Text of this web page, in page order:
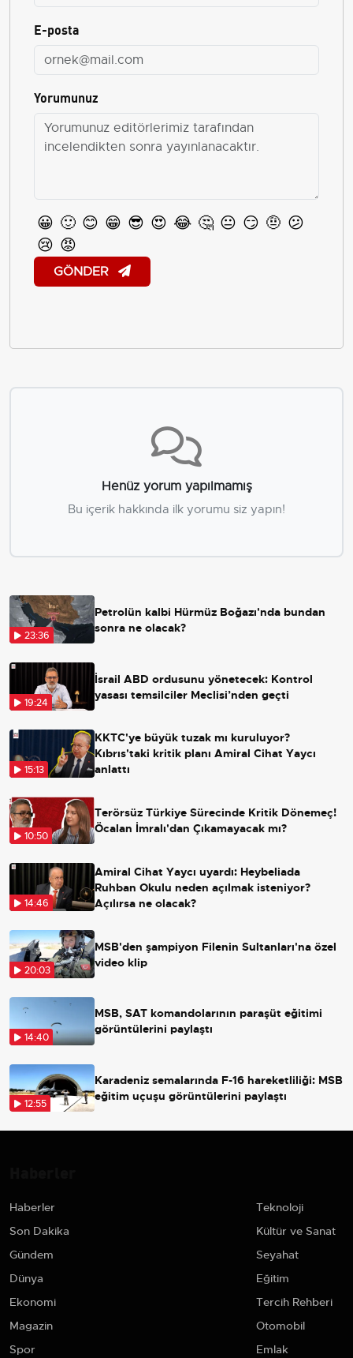
E-posta
Yorumunuz
😀 🙂 😊 😁 😎 😍 😂 🤔 😐 😏 🤨 😕
😢 😡
GÖNDER
Henüz yorum yapılmamış
Bu içerik hakkında ilk yorumu siz yapın!
23:36
Petrolün kalbi Hürmüz Boğazı'nda bundan
sonra ne olacak?
19:24
İsrail ABD ordusunu yönetecek: Kontrol
yasası temsilciler Meclisi’nden geçti
15:13
KKTC'ye büyük tuzak mı kuruluyor?
Kıbrıs'taki kritik planı Amiral Cihat Yaycı
anlattı
10:50
Terörsüz Türkiye Sürecinde Kritik Dönemeç!
Öcalan İmralı'dan Çıkamayacak mı?
14:46
Amiral Cihat Yaycı uyardı: Heybeliada
Ruhban Okulu neden açılmak isteniyor?
Açılırsa ne olacak?
20:03
MSB'den şampiyon Filenin Sultanları'na özel
video klip
14:40
MSB, SAT komandolarının paraşüt eğitimi
görüntülerini paylaştı
12:55
Karadeniz semalarında F-16 hareketliliği: MSB
eğitim uçuşu görüntülerini paylaştı
Haberler
Son Dakika
Gündem
Dünya
Ekonomi
Magazin
Spor
Teknoloji
Kültür ve Sanat
Seyahat
Eğitim
Tercih Rehberi
Otomobil
Emlak